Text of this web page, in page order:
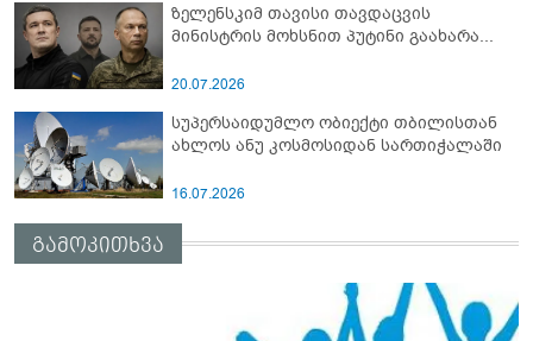
ზელენსკიმ თავისი თავდაცვის
მინისტრის მოხსნით პუტინი გაახარა...
20.07.2026
სუპერსაიდუმლო ობიექტი თბილისთან
ახლოს ანუ კოსმოსიდან სართიჭალაში
16.07.2026
გამოკითხვა